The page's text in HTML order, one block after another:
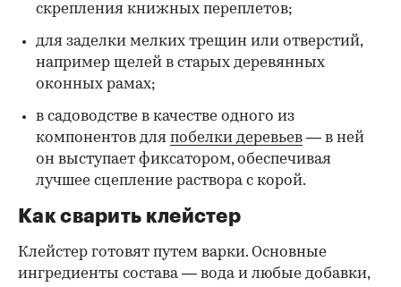
скрепления книжных переплетов;
для заделки мелких трещин или отверстий,
например щелей в старых деревянных
оконных рамах;
в садоводстве в качестве одного из
компонентов для побелки деревьев — в ней
он выступает фиксатором, обеспечивая
лучшее сцепление раствора с корой.
Как сварить клейстер
Клейстер готовят путем варки. Основные
ингредиенты состава — вода и любые добавки,